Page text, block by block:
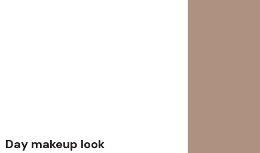
Day makeup look